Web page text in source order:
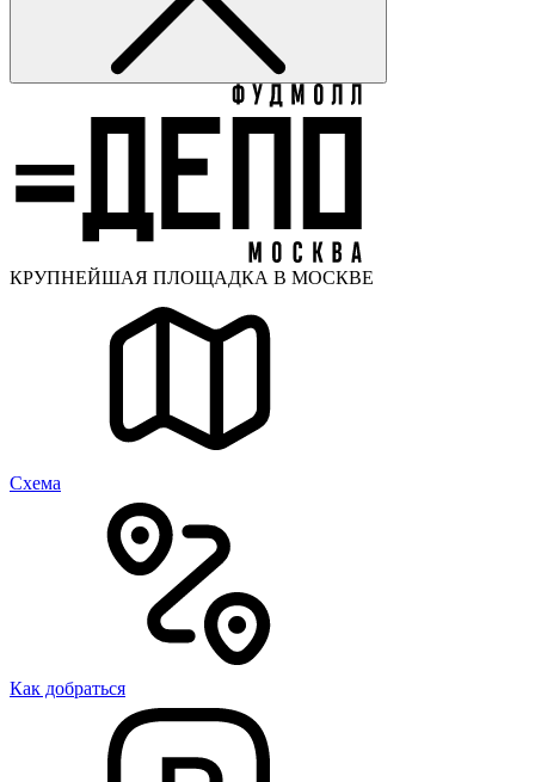
КРУПНЕЙШАЯ ПЛОЩАДКА В МОСКВЕ
Cхема
Как добраться